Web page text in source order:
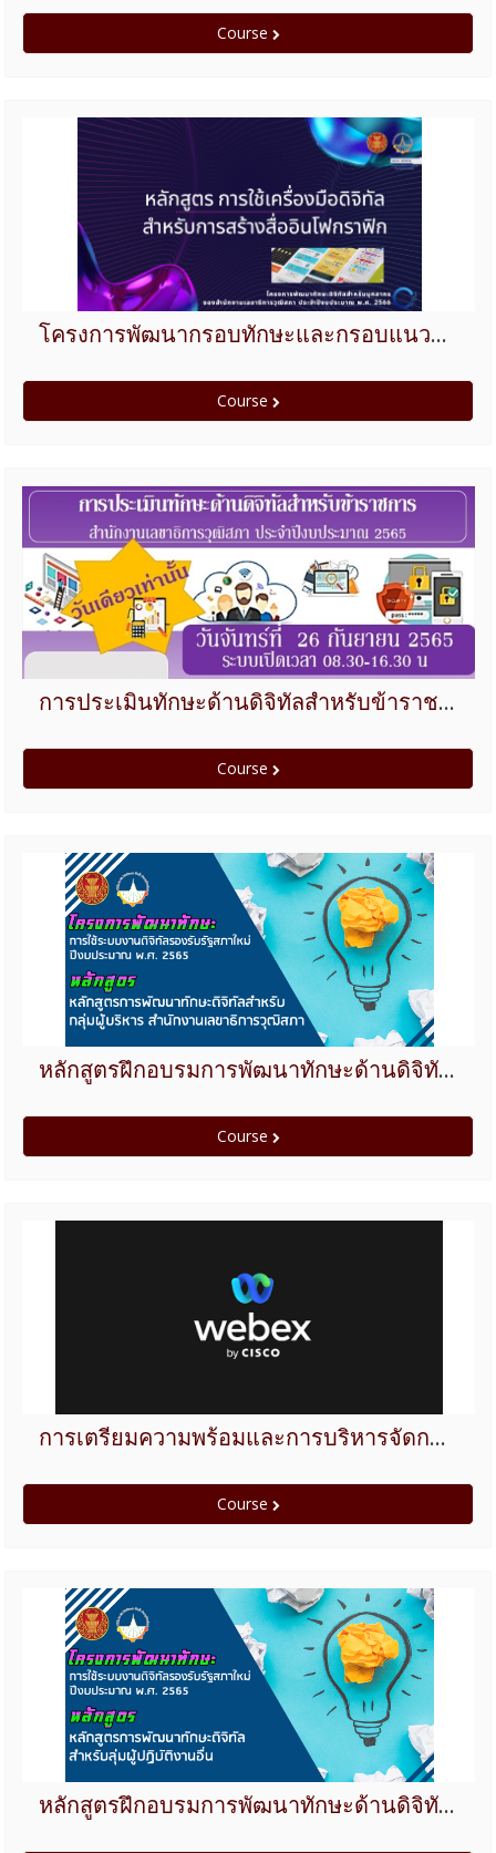
Course
โครงการพัฒนากรอบทักษะและกรอบแนวคิดของบุคลากร ประจำปี 2566 หลักสูตร การใช้เครื่องมือดิจิทัลสำหรับการสร้างสื่ออินโฟกราฟฟิก
Course
การประเมินทักษะด้านดิจิทัลสำหรับข้าราชการสำนักงานเลขาธิการวุฒิสภา ประจำปีงบประมาณ ๒๕๖๕
Course
หลักสูตรฝึกอบรมการพัฒนาทักษะด้านดิจิทัลสำหรับกลุ่มผู้บริหารของสำนักงานเลขาธิการวุฒิสภา
Course
การเตรียมความพร้อมและการบริหารจัดการประชุมออนไลน์ผ่านสื่ออิเล็กทรอนิกส์
Course
หลักสูตรฝึกอบรมการพัฒนาทักษะด้านดิจิทัลสำหรับกลุ่มผู้ปฏิบัติงานอื่น